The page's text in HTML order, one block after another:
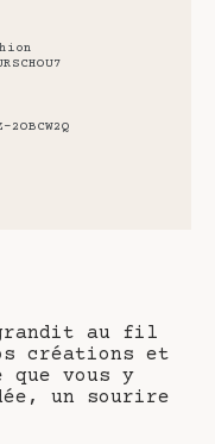
grandit au fil
créations et
que vous y
un sourire